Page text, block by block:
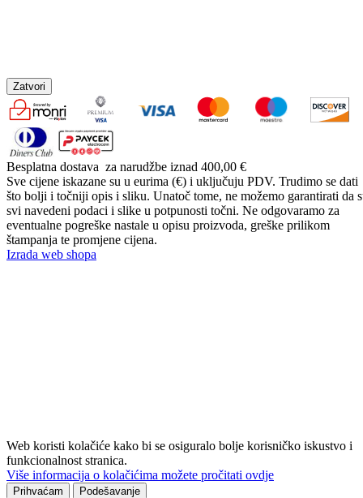
Zatvori
Besplatna dostava za narudžbe iznad 400,00 €
Sve cijene iskazane su u eurima (€) i uključuju PDV. Trudimo se dati
što bolji i točniji opis i sliku. Unatoč tome, ne možemo garantirati da
svi navedeni podaci i slike u potpunosti točni. Ne odgovaramo za
eventualne pogreške nastale u opisu proizvoda, greške prilikom
štampanja te promjene cijena.
Izrada web shopa
Web koristi kolačiće kako bi se osiguralo bolje korisničko iskustvo i
funkcionalnost stranica.
Više informacija o kolačićima možete pročitati ovdje
Prihvaćam Podešavanje